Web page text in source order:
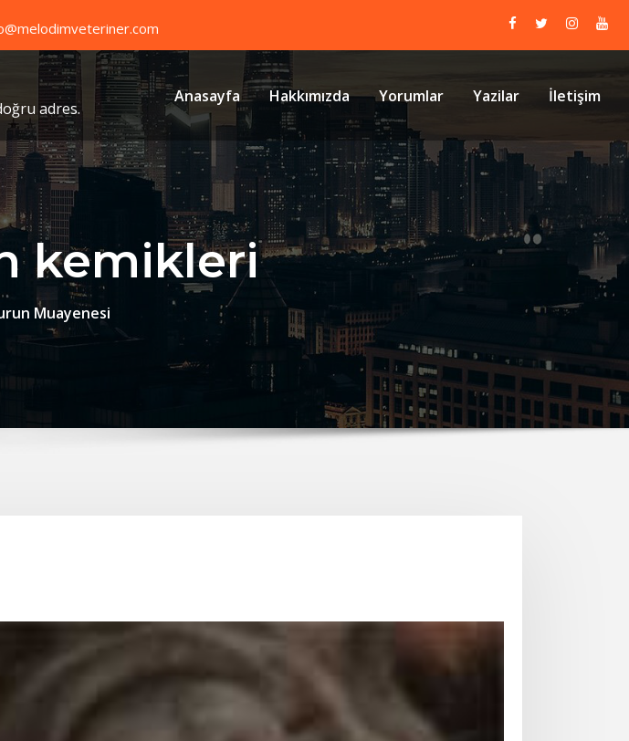
adres.
Anasayfa Hakkımızda Yorumlar Yazilar İletişim
kemikleri
Muayenesi